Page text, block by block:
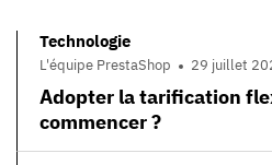
Technologie
L'équipe PrestaShop 29 juillet
Adopter la tarification
commencer ?